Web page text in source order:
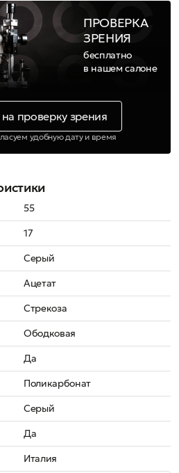
ПРОВЕРКА
ЗРЕНИЯ
бесплатно
в нашем салоне
проверку зрения
удобную дату и время
55
17
Серый
Ацетат
Стрекоза
Ободковая
Да
Поликарбонат
Серый
Да
Италия